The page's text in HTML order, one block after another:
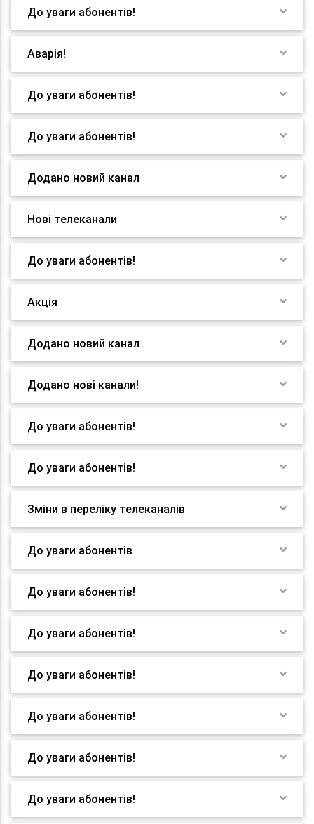
До уваги абонентів!
Аварія!
До уваги абонентів!
До уваги абонентів!
Додано новий канал
Нові телеканали
До уваги абонентів!
Акція
Додано новий канал
Додано нові канали!
До уваги абонентів!
До уваги абонентів!
Зміни в переліку телеканалів
До уваги абонентів
До уваги абонентів!
До уваги абонентів!
До уваги абонентів!
До уваги абонентів!
До уваги абонентів!
До уваги абонентів!